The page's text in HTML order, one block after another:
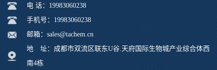
电 话：19983060238
手机号：19983060238
邮箱：sales@tachem.cn
地 址：成都市双流区联东U谷.天府国际生物城产业综合体西
南4栋